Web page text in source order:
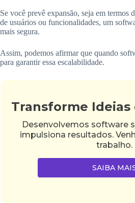
Se você prevê expansão, seja em termos
de usuários ou funcionalidades, um
mais segura.
Assim, podemos afirmar que quando
para garantir essa escalabilidade.
Transforme Ideias
Desenvolvemos software
impulsiona resultados.
trabalho.
SAIBA